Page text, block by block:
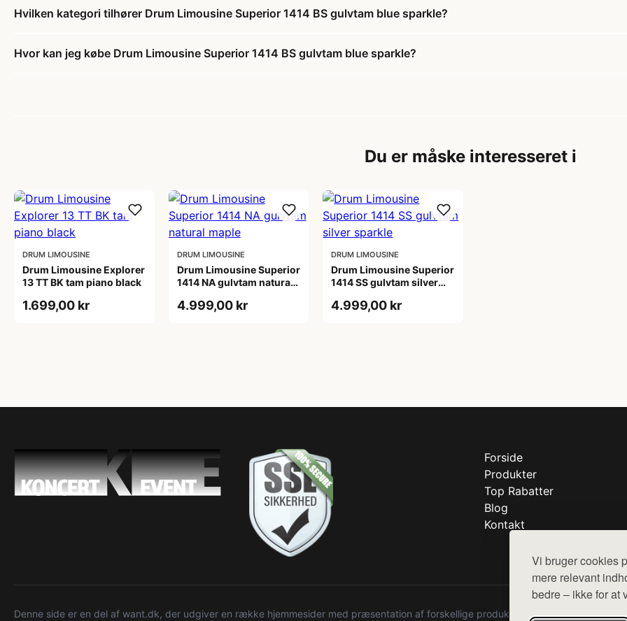
Vi bruger cookies
mere relevant
bedre – ikke for at
Hvilken kategori tilhører Drum Limousine Superior 1414 BS gulvtam blue sparkle?
Hvor kan jeg købe Drum Limousine Superior 1414 BS gulvtam blue sparkle?
Du er måske interesseret i
DRUM LIMOUSINE
Drum Limousine Explorer
13 TT BK tam piano black
1.699,00 kr
DRUM LIMOUSINE
Drum Limousine Superior
1414 NA gulvtam natural
4.999,00 kr
DRUM LIMOUSINE
Drum Limousine Superior
1414 SS gulvtam silver
4.999,00 kr
Forside
Produkter
Top Rabatter
Blog
Kontakt
Denne side er en del af want.dk, der udgiver en række hjemmesider med præsentation af forskellige produkter fra diverse